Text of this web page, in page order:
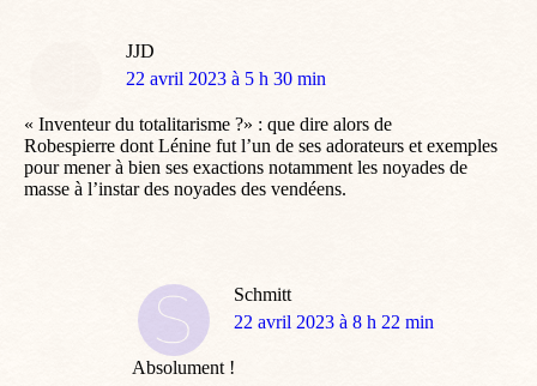
JJD
dit
22 avril 2023 à 5 h 30 min
« Inventeur du totalitarisme ?» : que dire alors de
Robespierre dont Lénine fut l’un de ses adorateurs et exemples
pour mener à bien ses exactions notamment les noyades de
masse à l’instar des noyades des vendéens.
Schmitt
dit
22 avril 2023 à 8 h 22 min
Absolument !